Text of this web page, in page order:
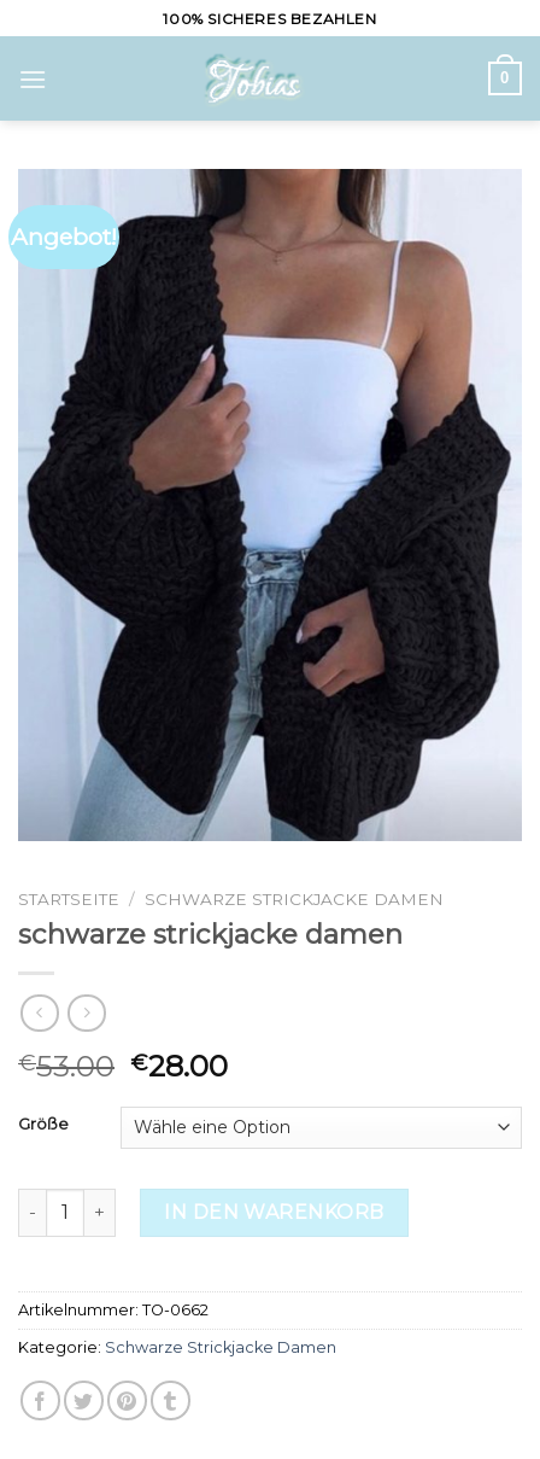
to
content
100% SICHERES BEZAHLEN
0
Angebot!
STARTSEITE / SCHWARZE STRICKJACKE DAMEN
schwarze strickjacke damen
€53.00 €28.00
Größe
schwarze strickjacke damen Menge
IN DEN WARENKORB
Artikelnummer: TO-0662
Kategorie: Schwarze Strickjacke Damen